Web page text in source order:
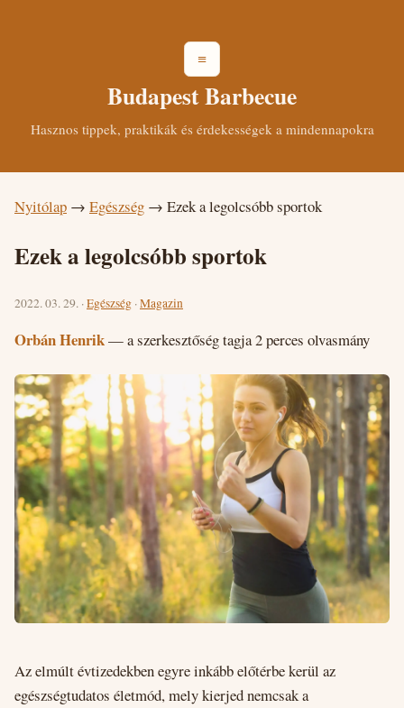
≡
Budapest Barbecue
Hasznos tippek, praktikák és érdekességek a mindennapokra
Nyitólap → Egészség → Ezek a legolcsóbb sportok
Ezek a legolcsóbb sportok
2022. 03. 29. ·Egészség ·Magazin
Orbán Henrik— a szerkesztőség tagja2 perces olvasmány
Az elmúlt évtizedekben egyre inkább előtérbe kerül az
egészségtudatos életmód, mely kierjed nemcsak a